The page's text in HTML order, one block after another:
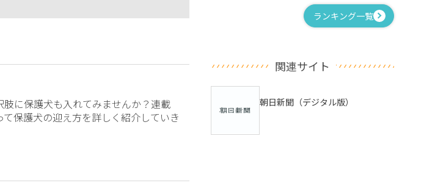
に保護犬も入れてみませんか？連載
て保護犬の迎え方を詳しく紹介していき
ランキング一覧
関連サイト
朝日新聞（デジタル版）